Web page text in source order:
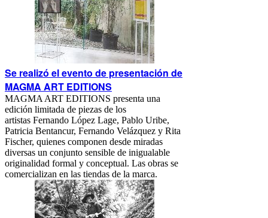
Se realizó el evento de presentación de
MAGMA ART EDITIONS
MAGMA ART EDITIONS presenta una
edición limitada de piezas de los
artistas Fernando López Lage, Pablo Uribe,
Patricia Bentancur, Fernando Velázquez y Rita
Fischer, quienes componen desde miradas
diversas un conjunto sensible de inigualable
originalidad formal y conceptual. Las obras se
comercializan en las tiendas de la marca.